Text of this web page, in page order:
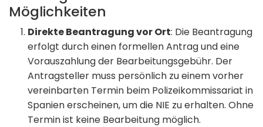
Möglichkeiten
Direkte Beantragung vor Ort: Die Beantragung
erfolgt durch einen formellen Antrag und eine
Vorauszahlung der Bearbeitungsgebühr. Der
Antragsteller muss persönlich zu einem vorher
vereinbarten Termin beim Polizeikommissariat in
Spanien erscheinen, um die NIE zu erhalten. Ohne
Termin ist keine Bearbeitung möglich.